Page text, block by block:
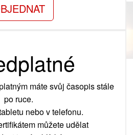
máte svůj časopis stále
po ruce.
nebo v telefonu.
můžete udělat